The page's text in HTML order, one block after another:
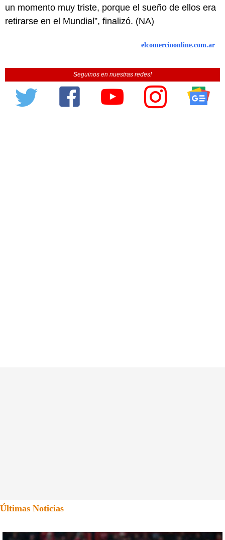
un momento muy triste, porque el sueño de ellos era
retirarse en el Mundial”, finalizó. (NA)
elcomercioonline.com.ar
Seguinos en nuestras redes!
Últimas Noticias